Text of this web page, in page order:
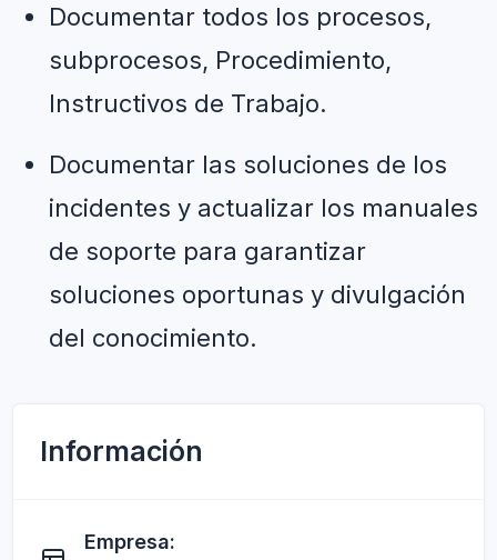
Documentar todos los procesos,
subprocesos, Procedimiento,
Instructivos de Trabajo.
Documentar las soluciones de los
incidentes y actualizar los manuales
de soporte para garantizar
soluciones oportunas y divulgación
del conocimiento.
Información
Empresa: